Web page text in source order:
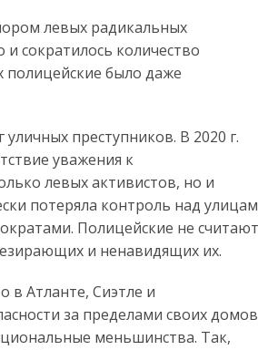
левых радикальных
сократилось количество
полицейские было даже
преступников. В 2020 г.
уважения к
левых активистов, но и
потеряла контроль над
Полицейские не
и ненавидящих их.
в Атланте, Сиэтле и
за пределами своих домов
меньшинства. Так,